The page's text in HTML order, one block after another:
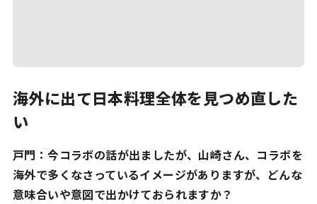
海外に出て日本料理全体を見つめ直した
い
戸門：今コラボの話が出ましたが、山崎さん、コラボを
海外で多くなさっているイメージがありますが、どんな
意味合いや意図で出かけておられますか？